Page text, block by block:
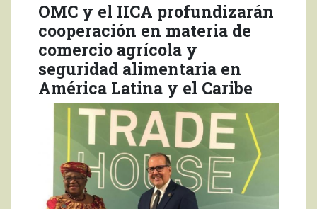
OMC y el IICA profundizarán
cooperación en materia de
comercio agrícola y
seguridad alimentaria en
América Latina y el Caribe